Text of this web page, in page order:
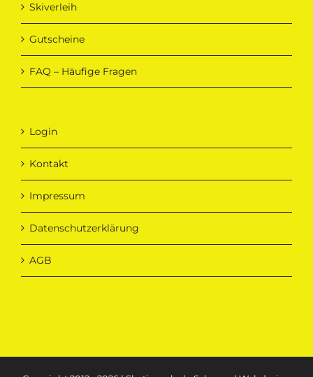
Skiverleih
Gutscheine
FAQ – Häufige Fragen
Login
Kontakt
Impressum
Datenschutzerklärung
AGB